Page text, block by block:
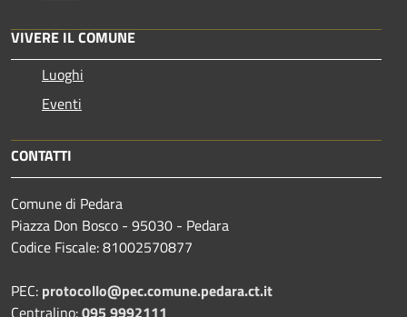
VIVERE IL COMUNE
Luoghi
Eventi
CONTATTI
Comune di Pedara
Piazza Don Bosco - 95030 - Pedara
Codice Fiscale: 81002570877
PEC: protocollo@pec.comune.pedara.ct.it
Centralino:095 9992111